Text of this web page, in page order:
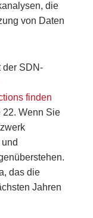
die
von Daten
der SDN-
finden
22. Wenn Sie
das die
Jahren